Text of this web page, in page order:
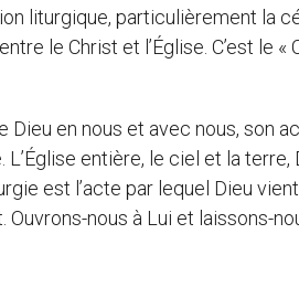
liturgique, particulièrement la
le Christ et l’Église. C’est le «
Dieu en nous et avec nous, son
entière, le ciel et la
est l’acte par lequel Dieu
nous à Lui et laissons-